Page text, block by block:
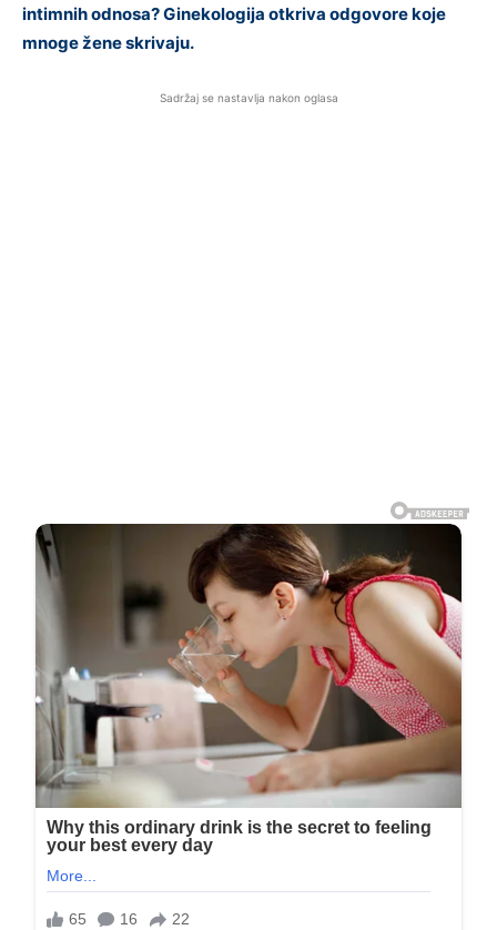
intimnih odnosa? Ginekologija otkriva odgovore koje
mnoge žene skrivaju.
Sadržaj se nastavlja nakon oglasa